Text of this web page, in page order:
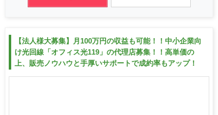
【法人様大募集】月100万円の収益も可能！！中小企業向
け光回線「オフィス光119」の代理店募集！！高単価の
上、販売ノウハウと手厚いサポートで成約率もアップ！